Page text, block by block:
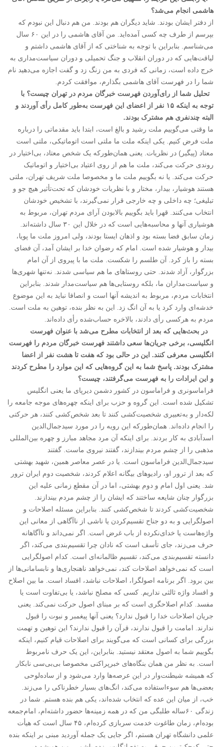
هاشمی انجام می‌شد؟
از دفتر ایشان بودند. شاید دیگران هم بودند. من هم دنبال این نبودم که
بپرسم از طرف چه کسی آمده‌اید. من آقای هاشمی را در این ۶۰ سال
می‌شناسم. بنابراین با توجه به شناختی که از آقای هاشمی داشتم و
لیاقت‌هایی که در دوران انقلاب و جنگ تحمیلی و دوران سیاست‌مداری به
خرج داده است، زمانی که فردی به من زنگ زد و گفت اجازه می‌دهید نام
شما را در فهرست آقای هاشمی بگذارم، موافقت کردم.
تحلیل شما از رای‌آوردن فهرست خبرگان مردم در تهران چیست؟ با
توجه به اینکه ۱۵ نفر از اعضای این فهرست به‌طور کامل رأی آوردند و
البته چندنفری هم مشترک بودند.
ما وقتی می‌گوییم ملت رشید و بالغ است، ابتدا باید مقدماتی را درباره
ملت فرض کنیم. یکی اینکه ملت ما ملتی است اتوماتیکی، ملتی است
معتاد (پیگیر) در نظریات. یعنی همان‌طورکه یک شخص معتاد، بی‌اختیار در
روندی حرکت می‌کند، ملت ما هم از روی اعتیاد بی‌اختیار و اتوماتیک
حرکت می‌کند. یا نه بگوییم ملت ما و مخصوصا ملت شریف تهران، ملتی
هستند هوشیار، بیدار، مختار و با نظریات خودشان که تحت‌تأثیر هیچ جو و
تبلیغی؛ چه داخلی و چه خارجی قرار نمی‌گیرند، با تشخیص خودشان
انتخاب می‌کنند. قهرا باید بگوییم بالابودن آرای مردم تهران، مربوط به
هوشیاری آنها و محاسبه‌هایی است که در خلال این ۳۰ سال داشته‌اند.
زمان سابق فضا بسته بود و اذهان ایستا بودند، ولی امروز ملت ما پویا،
بیدار و هوشیار شده است. امام که رضوان خدا بر ایشان آمد، آن فضای
بسته را باز کرد. آن طلسم را شکست. ملت ما با پیروی از آن امام
بزرگوار، آزاد شدند. حتی روستاهای ما هم سیاسی شدند. نه‌تنها شهری‌ها
و سیاست‌مداران ما، بلکه روستایی‌ها هم سیاست‌مدار شدند. بنابراین
انتخابات مردم، مربوط به اندیشه آنها است و انصافا نباید به این موضوع
خدشه‌ای وارد کرد یا به آن انگ زد. این به نظر بنده، توهین به ملت است.
مردم به هرکسی رأی دادند، بالاخره حساب‌شده رأی داده‌اند.
در بحث‌هایی که بعد از انتخابات مطرح می‌شد با عنوان فهرست
انگلیسی، برخی جریان‌ها سعی داشتند فهرست خبرگان مردم را فهرست
انگلیسی معرفی کنند. این در حالی بود که هفت تا هشت نفر از اعضا
مشترک بودند. پاسخ شما به این گروه‌هایی که این موارد را مطرح کردند
و این ایرادات را به فهرست می‌گرفتند، چیست؟
فراماسونری و فراماسون در کشور دشمن دیرپای ما یعنی انگلیس
تشکیل شده است. این گروه و حزب برای اینکه چهره‌های موجه جامعه را
لکه‌دار و به‌تعبیری شخصیت‌کشی کنند تا بعد شخص‌کشی کنند، هر حرکتی
را انجام داده‌اند. همان‌طورکه این رویه را در مورد سیدجمال‌الدین
اسدآبادی به کار بردند. برای اینکه آن مرد مجاهد مبارز و چهره بین‌المللی
مذهبی را از چشم مردم بیندازند، گفتند نیروی ماست. گفتند
سیدجمال‌الدین فراماسون است. یا در عصر معاصر همین، شهید بهشتی
که بعد از ترور او، رادیوهای بیگانه اعلام کردند، شخصیت دوم ایران ترور
شد. یعنی اول امام و دوم بهشتی، اما در آن مقطع زمانی علیه این
بزرگوار چنان شایعه ساختند که ایشان را از چشم مردم بیندازند.
شخصیت‌کشی کردند تا شخص‌کشی کنند. بنابراین مسئله اصلاحات و
اصولگرایی و به دو جناح تقسیم‌کردن یا ناشی از ناآگاهی از معانی این
واژه‌هاست یا خدای‌نکرده از باب غرض است. اگر نمی‌داند و ناآگاهانه
حرف می‌زند، جای تأسف است که نادان چرا تقسیم‌بندی می‌کند، اگر
دانسته تقسیم‌بندی می‌کند، تقسیم ظالمانه‌ای است. کدام اصولگرایی
است که نمی‌خواهد اصلاحات کند، نمی‌خواهد ناهنجاری‌ها و نابسامانی‌ها از
بین برود. اگر برنامه اصولگرا، اصلاحات نباشد، افساد است. ما بین اصلاح
و افساد واژه ثالثی نداریم. کسی که مصلح نباشد، یا بی‌تفاوت است یا
مفسد. کدام اصلاحگری است که بر مبنای اصول حرکت نمی‌کند. یعنی
جریان اصلاحات خدا را قبول ندارد؟ یعنی آنها پیغمبر و نبوت را قبول
ندارند. امامت را قبول ندارند، قرآن را قبول ندارند؟ این توهین و تهمت
بزرگی برای کسانی است که می‌گویند برای اصلاحات قیام کنیم، اینکه
بگوییم شما به اصول معتقد نیستید. بنابراین، این یک حرف نامربوط
است. به نظر من همان بنگاه‌های خبرپراکنی مخصوصا بی‌بی‌سی نابکار
که همیشه شیطنت‌وار در این عرصه‌ها وارد می‌شود و از ساده‌لوحی
بعضی‌ها هم سوءاستفاده می‌کند، انگ‌های بسیار خطرناکی را می‌زند.
خب، از میان این عده که انتخاب شده‌اند، یکی هم بنده هستم. شما در
زندگی ۶۰ساله طلبگی من که در همه زمینه‌ها حضور داشته‌ام، امام‌جمعه
بوده‌ام، زمان طاغوت خدمت سربازی کرده‌ام، ۴۵ سال است که هیأت
علمی دانشگاه تهران هستم، اگر جایی یک جمله آوردید مبنی بر اینکه بنده